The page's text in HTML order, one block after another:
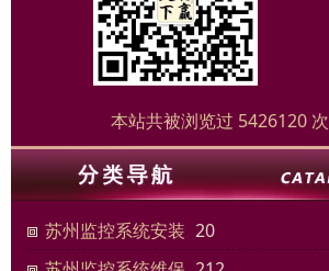
本站共被浏览过 5426120 次
苏州监控系统安装 20